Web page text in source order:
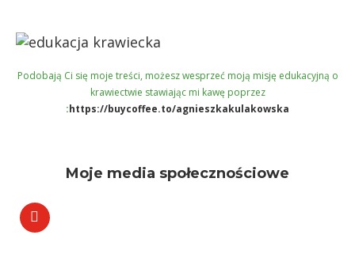
Podobają Ci się moje treści, możesz wesprzeć moją misję edukacyjną o
krawiectwie stawiając mi kawę poprzez
:https://buycoffee.to/agnieszkakulakowska
Moje media społecznościowe